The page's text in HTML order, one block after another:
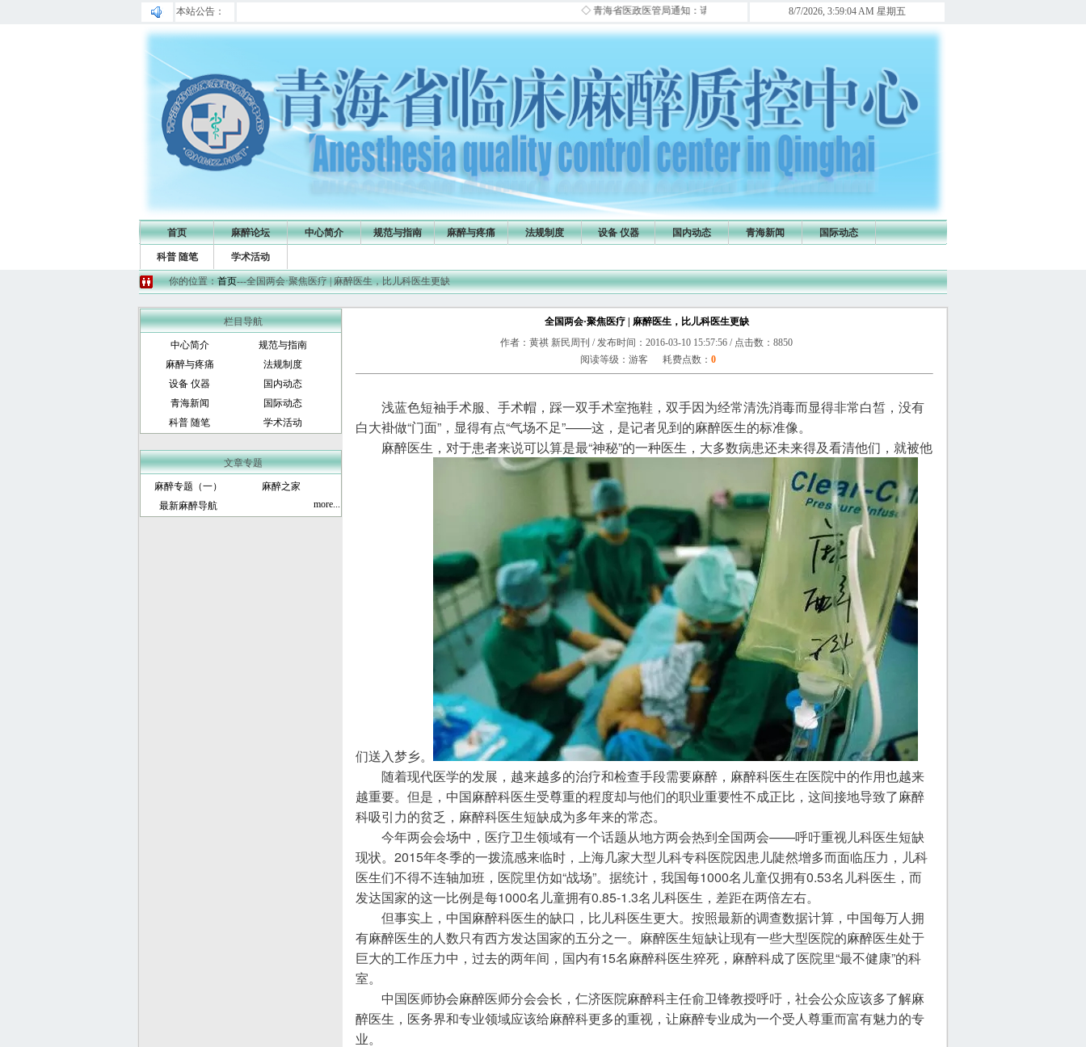
本站公告： ◇ 青海省医政医管局通知：请各医院麻醉信息联络员及时将麻醉直报信息上报，否则年终青海省医政医管局将全省通报
8/7/2026, 3:59:05 AM 星期五
首页 麻醉论坛 中心简介 规范与指南 麻醉与疼痛 法规制度 设备 仪器 国内动态 青海新闻 国际动态
科普 随笔 学术活动
你的位置：首页---全国两会·聚焦医疗 | 麻醉医生，比儿科医生更缺
栏目导航
中心简介
规范与指南
麻醉与疼痛
法规制度
设备 仪器
国内动态
青海新闻
国际动态
科普 随笔
学术活动
文章专题
麻醉专题（一）
麻醉之家
最新麻醉导航
more...
全国两会·聚焦医疗 | 麻醉医生，比儿科医生更缺
作者：黄祺 新民周刊 / 发布时间：2016-03-10 15:57:56 / 点击数：8850
阅读等级：游客 耗费点数： 0
浅蓝色短袖手术服、手术帽，踩一双手术室拖鞋，双手因为经常清洗消毒而显得非常白皙，没有
白大褂做“门面”，显得有点“气场不足”——这，是记者见到的麻醉医生的标准像。
麻醉医生，对于患者来说可以算是最“神秘”的一种医生，大多数病患还未来得及看清他们，就被他
们送入梦乡。
随着现代医学的发展，越来越多的治疗和检查手段需要麻醉，麻醉科医生在医院中的作用也越来
越重要。但是，中国麻醉科医生受尊重的程度却与他们的职业重要性不成正比，这间接地导致了麻醉
科吸引力的贫乏，麻醉科医生短缺成为多年来的常态。
今年两会会场中，医疗卫生领域有一个话题从地方两会热到全国两会——呼吁重视儿科医生短缺
现状。2015年冬季的一拨流感来临时，上海几家大型儿科专科医院因患儿陡然增多而面临压力，儿科
医生们不得不连轴加班，医院里仿如“战场”。据统计，我国每1000名儿童仅拥有0.53名儿科医生，而
发达国家的这一比例是每1000名儿童拥有0.85-1.3名儿科医生，差距在两倍左右。
但事实上，中国麻醉科医生的缺口，比儿科医生更大。按照最新的调查数据计算，中国每万人拥
有麻醉医生的人数只有西方发达国家的五分之一。麻醉医生短缺让现有一些大型医院的麻醉医生处于
巨大的工作压力中，过去的两年间，国内有15名麻醉科医生猝死，麻醉科成了医院里“最不健康”的科
室。
中国医师协会麻醉医师分会会长，仁济医院麻醉科主任俞卫锋教授呼吁，社会公众应该多了解麻
醉医生，医务界和专业领域应该给麻醉科更多的重视，让麻醉专业成为一个受人尊重而富有魅力的专
业。